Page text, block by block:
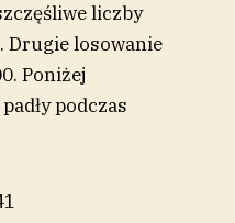
liczby
Drugie losowanie
Poniżej
podczas